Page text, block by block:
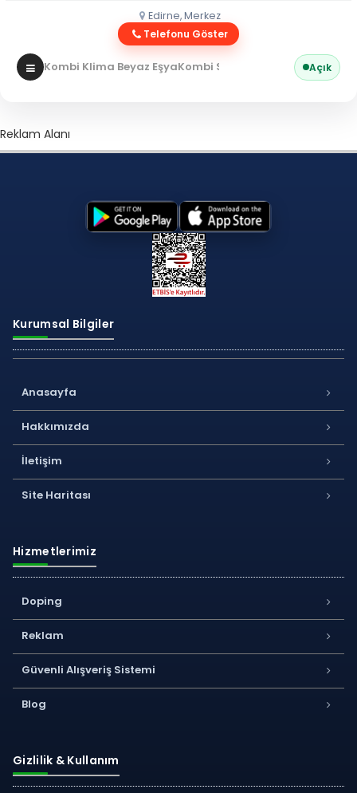
Edirne, Merkez
Telefonu Göster
Kombi Klima Beyaz EşyaKombi Servisi Açık
Reklam Alanı
Kurumsal Bilgiler
Anasayfa
Hakkımızda
İletişim
Site Haritası
Hizmetlerimiz
Doping
Reklam
Güvenli Alışveriş Sistemi
Blog
Gizlilik & Kullanım